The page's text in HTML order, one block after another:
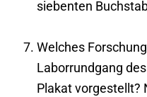
siebenten
Welches
Laborrundgang
Plakat vorgestellt?